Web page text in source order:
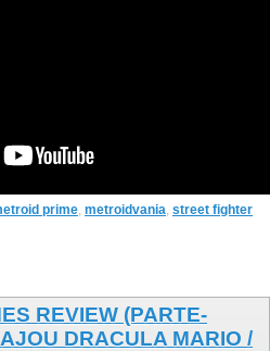
prime, metroidvania, street fighter
REVIEW (PARTE-
DRACULA MARIO /